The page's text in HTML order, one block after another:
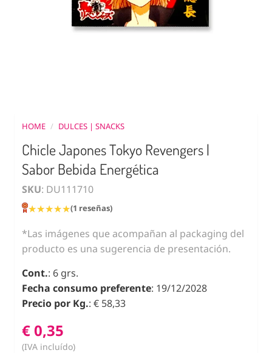
HOME / DULCES | SNACKS
Chicle Japones Tokyo Revengers |
Sabor Bebida Energética
SKU: DU111710
★★★★★
★★★★★(1 reseñas)
*Las imágenes que acompañan al packaging del
producto es una sugerencia de presentación.
Cont.: 6 grs.
Fecha consumo preferente: 19/12/2028
Precio por Kg.: € 58,33
€ 0,35
(IVA incluído)